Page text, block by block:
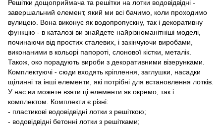
Решітки дощоприймача та решітки на лотки водовідвідні -
завершальний елемент, який ми всі бачимо, коли проходимо
вулицею. Вона виконує як водопропускну, так і декоративну
функцію - в каталозі ви знайдете найрізноманітніші моделі,
починаючи від простих сталевих, і закінчуючи виробами,
виконаними в кольорі папороті, слонової кістки, металік.
Також, око порадують вироби з декоративними візерунками.
Комплектуючі - сюди входять кріплення, заглушки, насадки
щілинні та інші елементи, які потрібні для встановлення лотків.
У нас ви можете взяти ці елементи як окремо, так і
комплектом. Комплекти є різні:
- пластикові водовідвідні лотки з решіткою;
- водовідвідні бетонні лотки з решітками;